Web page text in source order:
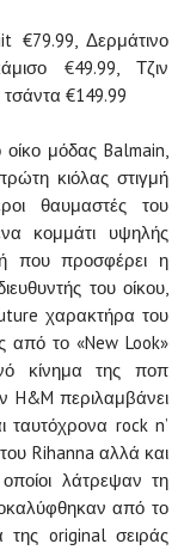
€79.99, Δερμάτινο
€49.99, Τζιν
€149.99
μόδας Balmain,
κιόλας στιγμή
θαυμαστές του
κομμάτι υψηλής
που προσφέρει η
του οίκου,
χαρακτήρα του
από το «New Look»
κίνημα της ποπ
H&M περιλαμβάνει
ταυτόχρονα rock n’
Rihanna αλλά και
λάτρεψαν τη
από το
της original σειράς